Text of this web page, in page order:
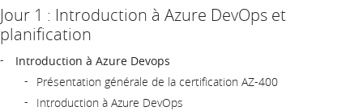
Jour 1 : Introduction à Azure DevOps et
planification
Introduction à Azure Devops
Présentation générale de la certification AZ-400
Introduction à Azure DevOps